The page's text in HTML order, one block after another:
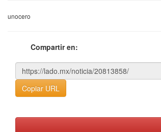
unocero
Compartir en:
Copiar URL